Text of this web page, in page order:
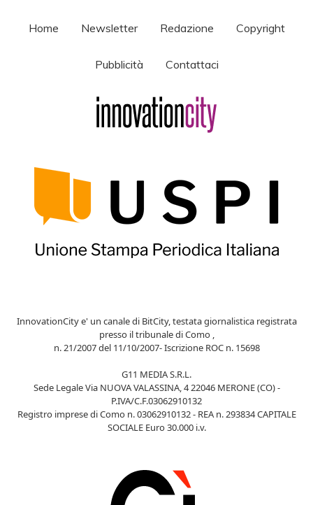
Home Newsletter Redazione Copyright
Pubblicità Contattaci
InnovationCity e' un canale di BitCity, testata giornalistica registrata
presso il tribunale di Como ,
n. 21/2007 del 11/10/2007- Iscrizione ROC n. 15698
G11 MEDIA S.R.L.
Sede Legale Via NUOVA VALASSINA, 4 22046 MERONE (CO) -
P.IVA/C.F.03062910132
Registro imprese di Como n. 03062910132 - REA n. 293834 CAPITALE
SOCIALE Euro 30.000 i.v.